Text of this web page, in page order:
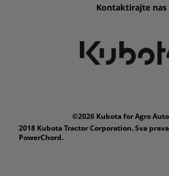
Kontaktirajte nas
©2026 Kubota for Agro
2018 Kubota Tractor Corporation. Sva
PowerChord.